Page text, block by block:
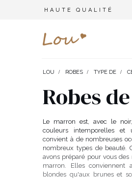
HAUTE QUALITÉ
T-
LOU ROBES TYPE DE
Robes
Le marron est, avec le
couleurs intemporelles et
convient à de nombreuses
nombreux types de beauté.
avons préparé pour vous des
marron. Elles conviennent
blondes qu'aux brunes et